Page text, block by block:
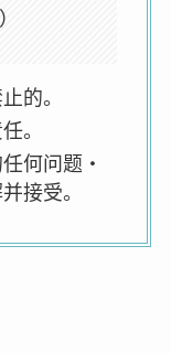
的。
。
何问题・
接受。